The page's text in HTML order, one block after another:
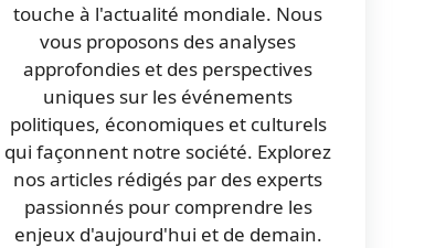
touche à l'actualité mondiale. Nous
vous proposons des analyses
approfondies et des perspectives
uniques sur les événements
politiques, économiques et culturels
qui façonnent notre société. Explorez
nos articles rédigés par des experts
passionnés pour comprendre les
enjeux d'aujourd'hui et de demain.